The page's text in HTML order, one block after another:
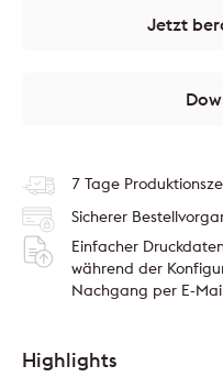
Jetzt
7 Tage
Sicherer
Einfacher
während der
Nachgang per E-
Highlights